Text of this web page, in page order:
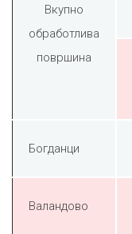
Вкупно
обработлива
површина
Богданци
Валандово